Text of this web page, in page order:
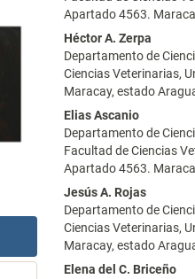
del
artículo
Apartado 4563.
Héctor A. Zerpa
Departamento de
Ciencias Veterinarias,
Maracay, estado
Elias Ascanio
Departamento de
Facultad de Ciencias
Apartado 4563.
Jesús A. Rojas
Departamento de
Ciencias Veterinarias,
Maracay, estado
Elena del C. Briceño